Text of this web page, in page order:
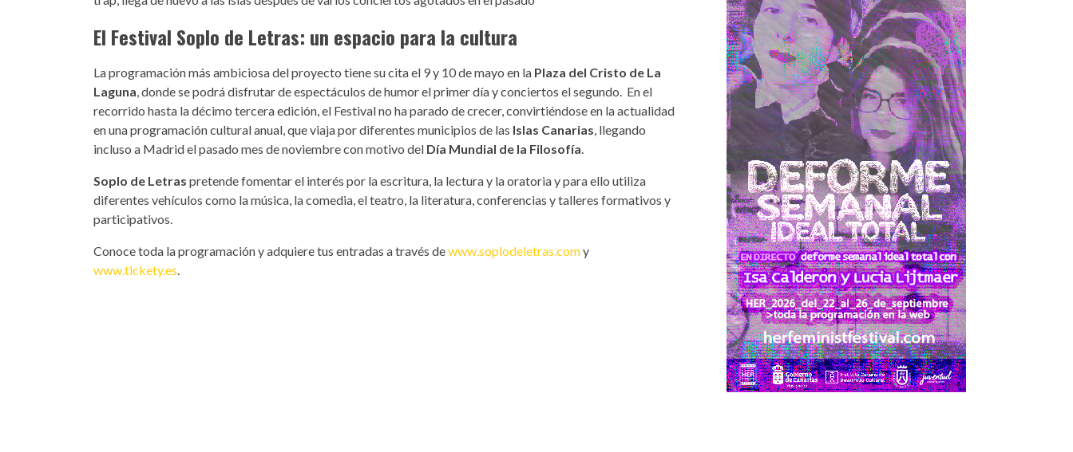
El Festival Soplo de Letras: un espacio para la cultura
La programación más ambiciosa del proyecto tiene su cita el 9 y 10 de mayo en la Plaza del Cristo de La
Laguna , donde se podrá disfrutar de espectáculos de humor el primer día y conciertos el segundo. En el
recorrido hasta la décimo tercera edición, el Festival no ha parado de crecer, convirtiéndose en la actualidad
en una programación cultural anual, que viaja por diferentes municipios de las Islas Canarias , llegando
incluso a Madrid el pasado mes de noviembre con motivo del Día Mundial de la Filosofía
Soplo de Letras pretende fomentar el interés por la escritura, la lectura y la oratoria y para ello utiliza
diferentes vehículos como la música, la comedia, el teatro, la literatura, conferencias y talleres formativos y
participativos.
Conoce toda la programación y adquiere tus entradas a través dewww.soplodeletras.comy
www.tickety.es